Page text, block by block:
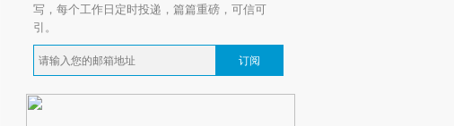
写，每个工作日定时投递，篇篇重磅，可信可
引。
订阅